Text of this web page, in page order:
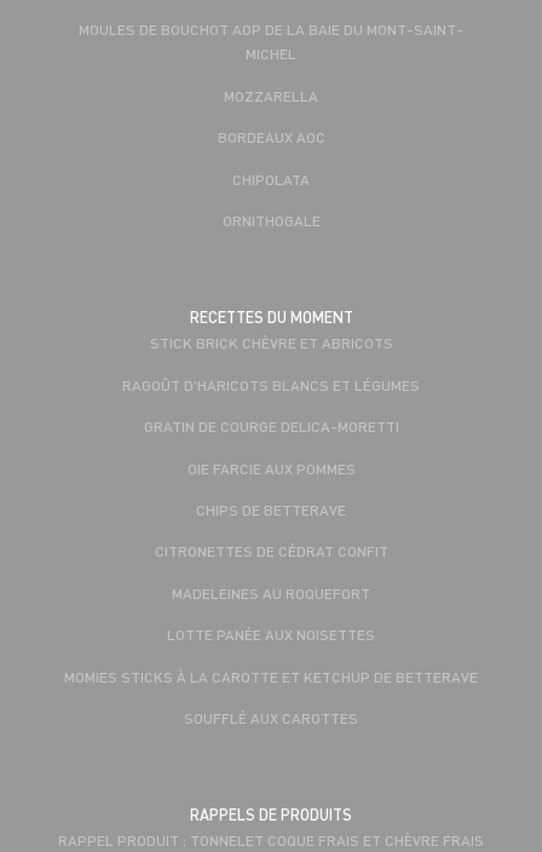
MOULES DE BOUCHOT AOP DE LA BAIE DU MONT-SAINT-
MICHEL
MOZZARELLA
BORDEAUX AOC
CHIPOLATA
ORNITHOGALE
RECETTES DU MOMENT
STICK BRICK CHÈVRE ET ABRICOTS
RAGOÛT D'HARICOTS BLANCS ET LÉGUMES
GRATIN DE COURGE DELICA-MORETTI
OIE FARCIE AUX POMMES
CHIPS DE BETTERAVE
CITRONETTES DE CÉDRAT CONFIT
MADELEINES AU ROQUEFORT
LOTTE PANÉE AUX NOISETTES
MOMIES STICKS À LA CAROTTE ET KETCHUP DE BETTERAVE
SOUFFLÉ AUX CAROTTES
RAPPELS DE PRODUITS
RAPPEL PRODUIT : TONNELET COQUE FRAIS ET CHÈVRE FRAIS